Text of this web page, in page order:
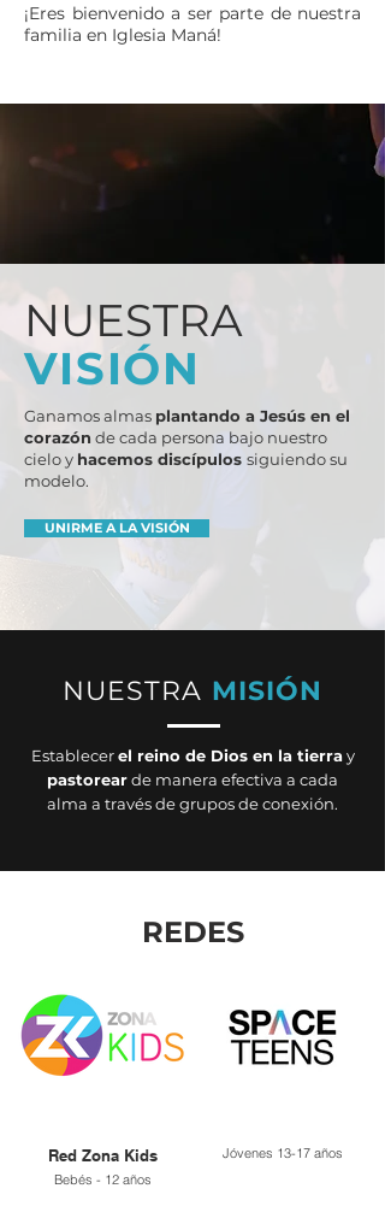
¡Eres bienvenido a ser parte de nuestra
familia en Iglesia Maná!
NUESTRA
VISIÓN
Ganamos almas plantando a Jesús en el
corazón de cada persona bajo nuestro
cielo y hacemos discípulos siguiendo su
modelo.
UNIRME A LA VISIÓN
NUESTRA MISIÓN
Establecerel reino de Dios en la tierray
pastorearde manera efectiva a cada
alma a través de grupos de conexión.
REDES
Red Zona Kids
Bebés - 12 años
Jóvenes 13-17 años